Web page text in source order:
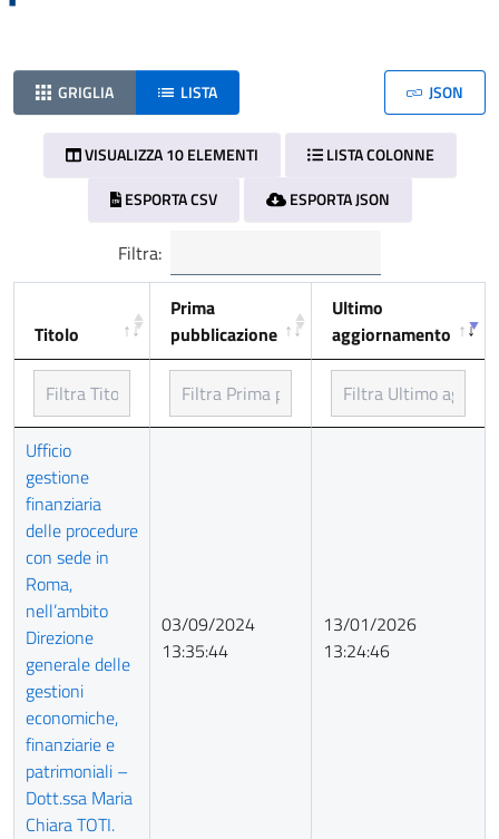
GRIGLIA LISTA JSON
VISUALIZZA 10 ELEMENTI
LISTA COLONNE
ESPORTA CSV
ESPORTA JSON
Filtra:
Titolo
Prima
pubblicazione
Ultimo
aggiornamento
Titolo
Ufficio
gestione
finanziaria
delle procedure
con sede in
Roma,
nell’ambito
Direzione
generale delle
gestioni
economiche,
finanziarie e
patrimoniali –
Dott.ssa Maria
Chiara TOTI.
03/09/2024
13:35:44
13/01/2026
13:24:46